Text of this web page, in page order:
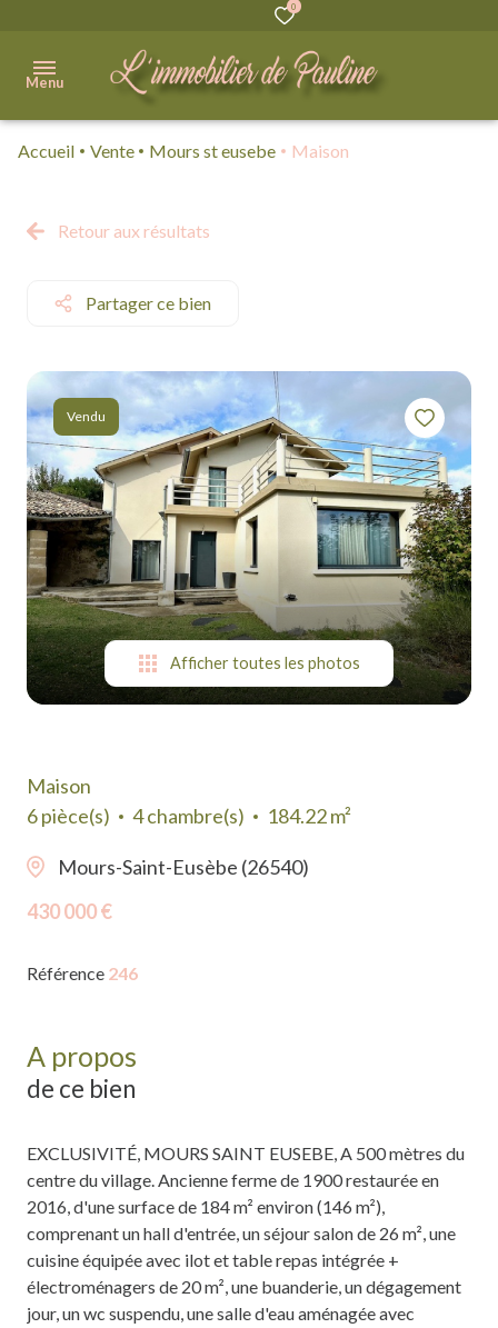
0
Menu
Acheter
Professionnel
Biens
vendus
Qui
suis-
je ?
Contact
Accueil Vente Mours st eusebe Maison
Retour aux résultats
Partager ce bien
Vendu
Afficher toutes les photos
Maison
6 pièce(s)
4 chambre(s) 184.22 m²
Mours-Saint-Eusèbe (26540)
430 000 €
Référence 246
A propos
de ce bien
EXCLUSIVITÉ, MOURS SAINT EUSEBE, A 500 mètres du
centre du village. Ancienne ferme de 1900 restaurée en
2016, d'une surface de 184 m² environ (146 m²),
comprenant un hall d'entrée, un séjour salon de 26 m², une
cuisine équipée avec ilot et table repas intégrée +
électroménagers de 20 m², une buanderie, un dégagement
jour, un wc suspendu, une salle d'eau aménagée avec